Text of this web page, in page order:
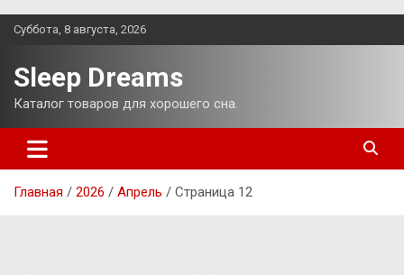
Перейти
Суббота, 8 августа, 2026
Sleep Dreams
Каталог товаров для хорошего сна.
Главная 2026 Апрель Страница 12